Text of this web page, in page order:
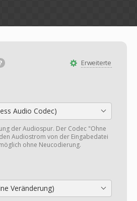
Erweiterte
Audio Codec)
der Audiospur. Der Codec "Ohne
Audiostrom von der Eingabedatei
ohne Neucodierung.
Veränderung)